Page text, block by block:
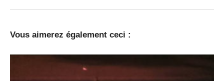
Vous aimerez également ceci :